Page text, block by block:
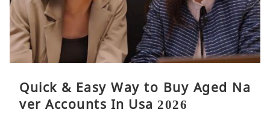
Quick & Easy Way to Buy Aged Na
ver Accounts In Usa 2026